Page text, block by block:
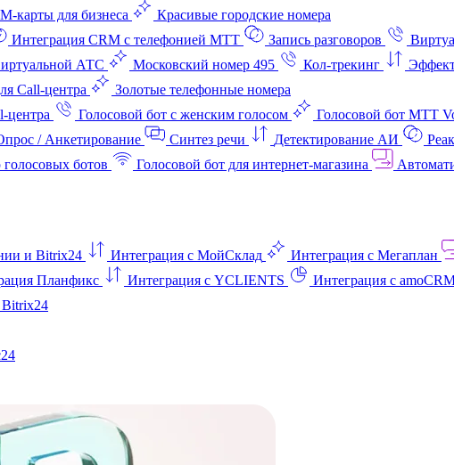
карты для бизнеса
Красивые городские номера
Интеграция CRM с телефонией МТТ Запись разговоров
АТС Московский номер 495 Кол-трекинг
Call-центра
Золотые телефонные номера
центра Голосовой бот с женским голосом Голосовой бот МТТ
/ Анкетирование Синтез речи Детектирование АИ
ботов Голосовой бот для интернет‑магазина
и Bitrix24 Интеграция с МойСклад Интеграция с Мегаплан
Планфикс Интеграция с YCLIENTS
Интеграция с
Bitrix24